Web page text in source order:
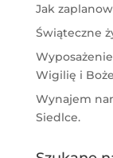
Jak
Świąteczne
Wigilię i
Wynajem
Siedlce.